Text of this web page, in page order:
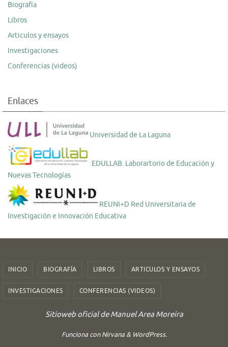
Biografía
Libros
Articulos y ensayos
Investigaciones
Conferencias (videos)
Enlaces
Universidad de La Laguna
EDULLAB. Laborartorio de Educación y
Nuevas Tecnologías
REUNI+D Red Universitaria de
Investigación e Innovación Educativa
INICIO BIOGRAFÍA LIBROS ARTICULOS Y ENSAYOS
INVESTIGACIONES CONFERENCIAS (VIDEOS)
Sitioweb oficial de Manuel Area Moreira
Funciona conNirvana& WordPress.